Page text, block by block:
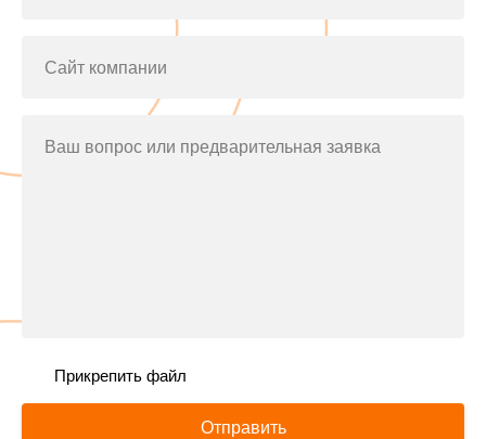
Сайт компании
Ваш вопрос или предварительная заявка
Прикрепить файл
Отправить